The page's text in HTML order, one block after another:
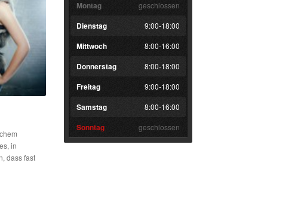
in
dass fast
Montag geschlossen
Dienstag 9:00-18:00
Mittwoch 8:00-16:00
Donnerstag 8:00-18:00
Freitag 9:00-18:00
Samstag 8:00-16:00
Sonntag geschlossen